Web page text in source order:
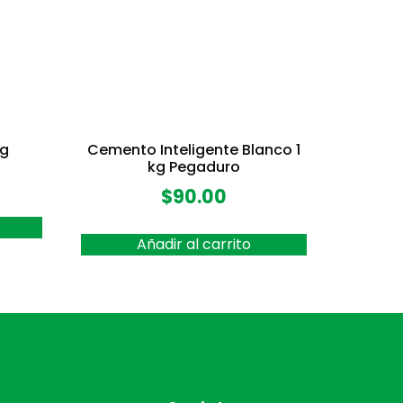
Cemento Inteligente Blanco 1
kg Pegaduro
$90.00
Añadir al carrito